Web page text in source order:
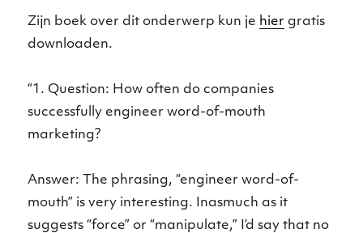
Zijn boek over dit onderwerp kun je hier gratis
downloaden.
“1. Question: How often do companies
successfully engineer word-of-mouth
marketing?
Answer: The phrasing, “engineer word-of-
mouth” is very interesting. Inasmuch as it
suggests “force” or “manipulate,” I’d say that no